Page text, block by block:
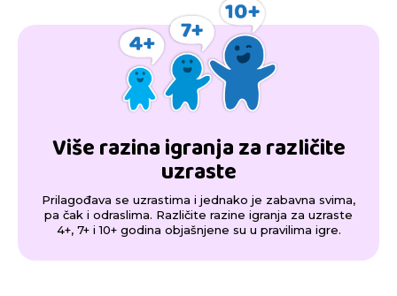
Više razina igranja za različite
uzraste
Prilagođava se uzrastima i jednako je zabavna svima,
pa čak i odraslima. Različite razine igranja za uzraste
4+, 7+ i 10+ godina objašnjene su u pravilima igre.